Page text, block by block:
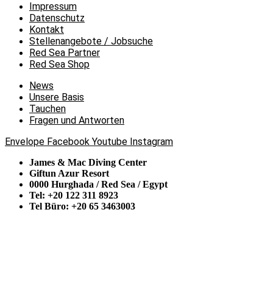
Impressum
Datenschutz
Kontakt
Stellenangebote / Jobsuche
Red Sea Partner
Red Sea Shop
News
Unsere Basis
Tauchen
Fragen und Antworten
Envelope Facebook Youtube Instagram
James & Mac Diving Center
Giftun Azur Resort
0000 Hurghada / Red Sea / Egypt
Tel: +20 122 311 8923
Tel Büro: +20 65 3463003